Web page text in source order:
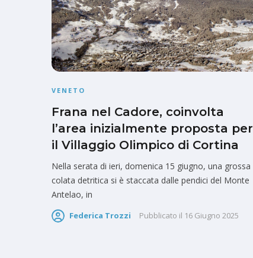
VENETO
Frana nel Cadore, coinvolta
l’area inizialmente proposta per
il Villaggio Olimpico di Cortina
Nella serata di ieri, domenica 15 giugno, una grossa
colata detritica si è staccata dalle pendici del Monte
Antelao, in
Federica Trozzi Pubblicato il 16 Giugno 2025